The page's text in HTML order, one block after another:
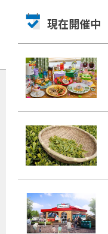
現在開催中